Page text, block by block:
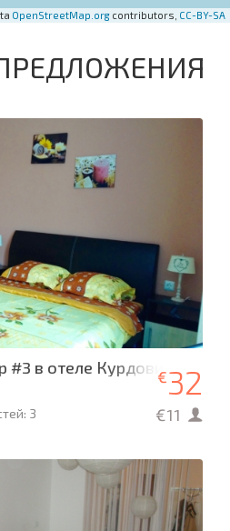
OpenStreetMap.org contributors, CC-BY-SA
#3 в отеле Курдови
3
€32
€11